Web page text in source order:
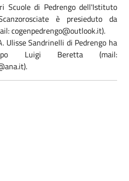
Scuole di Pedrengo dell'Istituto
è presieduto da
cogenpedrengo@outlook.it).
Ulisse Sandrinelli di Pedrengo ha
Luigi Beretta (mail:
).